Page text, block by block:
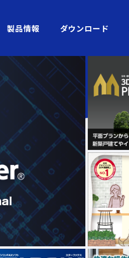
製品情報 ダウンロード